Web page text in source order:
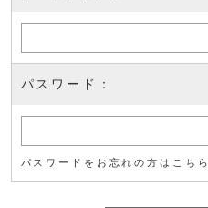
パスワード：
パスワードをお忘れの方はこちら